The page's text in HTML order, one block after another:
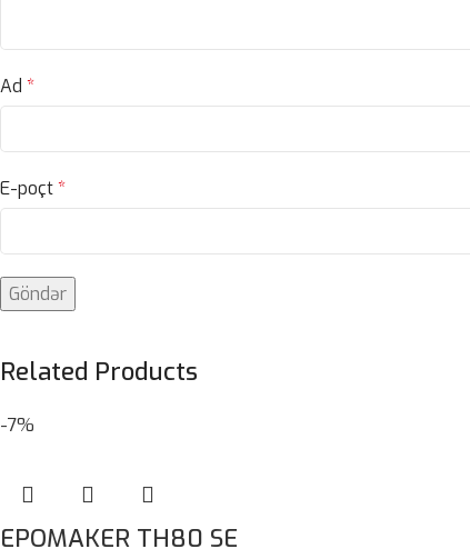
Ad *
E-poçt*
Related Products
-7%
EPOMAKER TH80 SE